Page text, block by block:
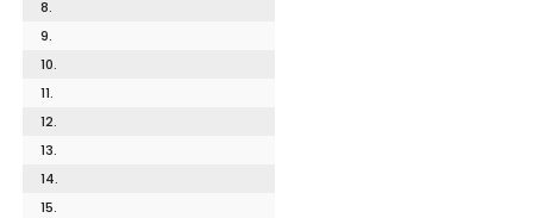
8.
9.
10.
11.
12.
13.
14.
15.